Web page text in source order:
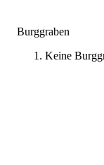
Burggraben
Keine